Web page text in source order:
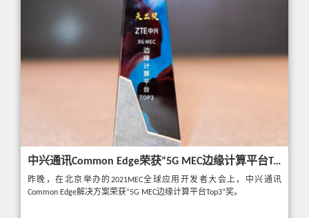
中兴通讯Common Edge荣获“5G MEC边缘计算平台Top3”奖
昨晚，在北京举办的2021MEC全球应用开发者大会上，中兴通讯
Common Edge解决方案荣获“5G MEC边缘计算平台Top3”奖。